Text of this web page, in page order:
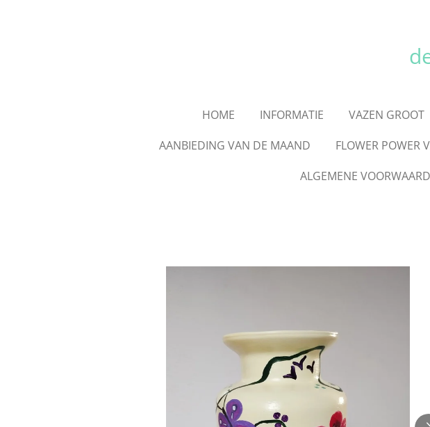
HOME INFORMATIE VAZEN GROOT
AANBIEDING VAN DE MAAND
FLOWER POWER
ALGEMENE